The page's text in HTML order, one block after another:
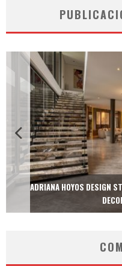
ADRIANA HOYOS DESIGN